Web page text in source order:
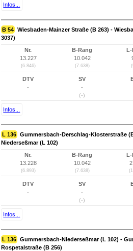
Infos...
B 54 Wiesbaden-Mainzer Straße (B 263) -
3037)
Nr.
13.227
(6.846)
B-Rang
10.042
(7.638)
DTV
-
SV
-
(-)
Infos...
L 136 Gummersbach-Derschlag-Klosterstraße
Niederseßmar (L 102)
Nr.
13.228
(6.893)
B-Rang
10.042
(7.638)
DTV
-
SV
-
(-)
Infos...
L 136 Gummersbach-Niederseßmar (L 102) -
Rospetalstraße (B 256)